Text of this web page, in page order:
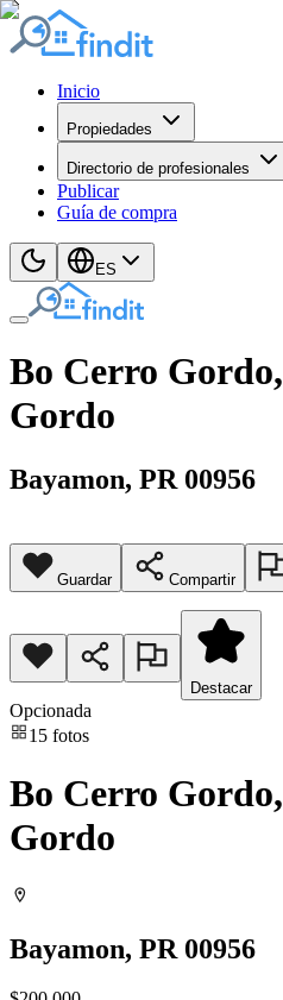
Inicio
Propiedades
Directorio de profesionales
Publicar
Guía de compra
ES
Bo Cerro
Gordo
Bayamon, PR 00956
Guardar Compartir
Destacar
Opcionada
15 fotos
Bo Cerro
Gordo
Bayamon, PR 00956